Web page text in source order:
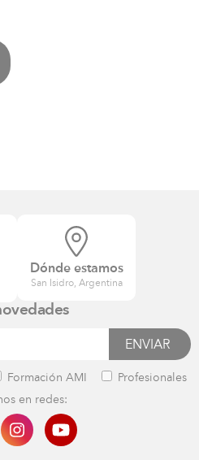
Dónde estamos
San Isidro, Argentina
Formación AMI
Profesionales
en redes: